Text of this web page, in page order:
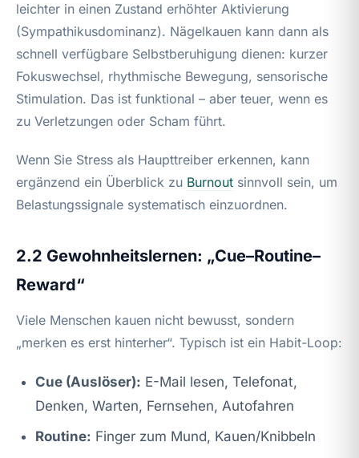
leichter in einen Zustand erhöhter Aktivierung
(Sympathikusdominanz). Nägelkauen kann dann als
schnell verfügbare Selbstberuhigung dienen: kurzer
Fokuswechsel, rhythmische Bewegung, sensorische
Stimulation. Das ist funktional – aber teuer, wenn es
zu Verletzungen oder Scham führt.
Wenn Sie Stress als Haupttreiber erkennen, kann
ergänzend ein Überblick zu Burnout sinnvoll sein, um
Belastungssignale systematisch einzuordnen.
2.2 Gewohnheitslernen: „Cue–Routine–
Reward“
Viele Menschen kauen nicht bewusst, sondern
„merken es erst hinterher“. Typisch ist ein Habit-Loop:
Cue (Auslöser): E-Mail lesen, Telefonat,
Denken, Warten, Fernsehen, Autofahren
Routine: Finger zum Mund, Kauen/Knibbeln